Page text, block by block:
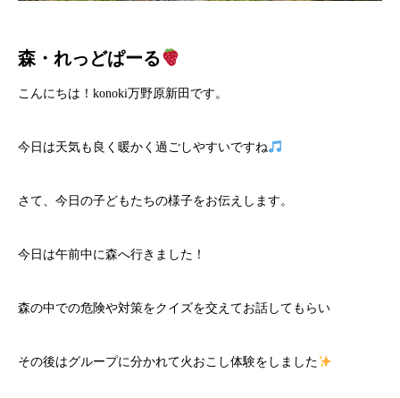
森・れっどぱーる
こんにちは！konoki万野原新田です。
今日は天気も良く暖かく過ごしやすいですね
さて、今日の子どもたちの様子をお伝えします。
今日は午前中に森へ行きました！
森の中での危険や対策をクイズを交えてお話してもらい
その後はグループに分かれて火おこし体験をしました